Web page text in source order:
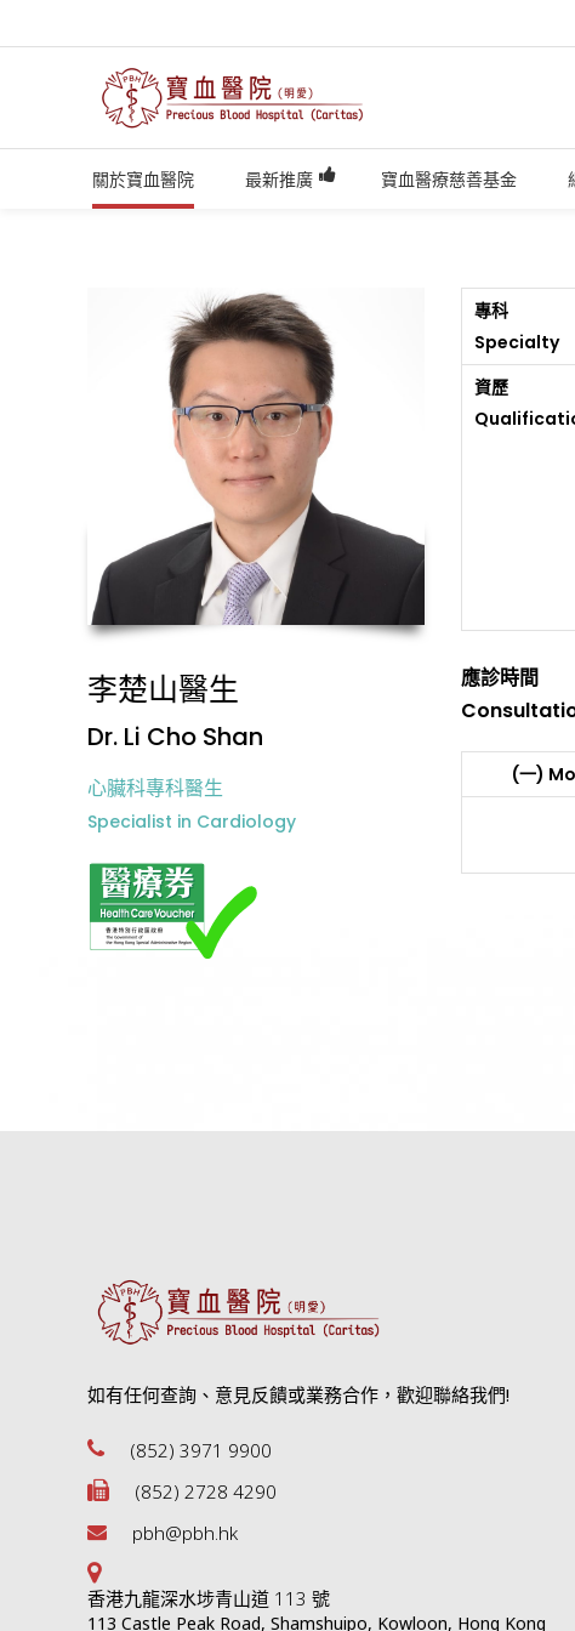
關於寶血醫院 最新推廣 寶血醫療慈善基金
李楚山醫生
Dr. Li Cho Shan
心臟科專科醫生
Specialist in Cardiology
專科
Specialty
資歷
應診時間
(一)
如有任何查詢、意見反饋或業務合作，歡迎聯絡我們!
(852) 3971 9900
(852) 2728 4290
pbh@pbh.hk
香港九龍深水埗青山道 113 號
113 Castle Peak Road, Shamshuipo, Kowloon, Hong Kong